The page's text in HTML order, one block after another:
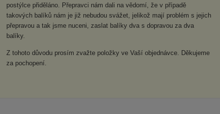
postýlce přiděláno. Přepravci nám dali na vědomí, že v případě
takových balíků nám je již nebudou svážet, jelikož mají problém s jejich
přepravou a tak jsme nuceni, zaslat balíky dva s dopravou za dva
balíky.
Z tohoto důvodu prosím zvažte položky ve Vaší objednávce. Děkujeme
za pochopení.